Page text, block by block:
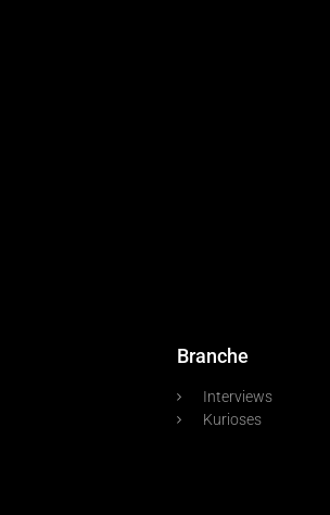
Branche
Interviews
Kurioses